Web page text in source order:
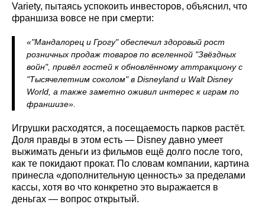
Variety, пытаясь успокоить инвесторов, объяснил, что
франшиза вовсе не при смерти:
«"Мандалорец и Грогу" обеспечил здоровый рост
розничных продаж товаров по вселенной "Звёздных
войн", привёл гостей к обновлённому аттракциону с
"Тысячелетним соколом" в Disneyland и Walt Disney
World, а также заметно оживил интерес к играм по
франшизе».
Игрушки расходятся, а посещаемость парков растёт.
Доля правды в этом есть — Disney давно умеет
выжимать деньги из фильмов ещё долго после того,
как те покидают прокат. По словам компании, картина
принесла «дополнительную ценность» за пределами
кассы, хотя во что конкретно это выражается в
деньгах — вопрос открытый.